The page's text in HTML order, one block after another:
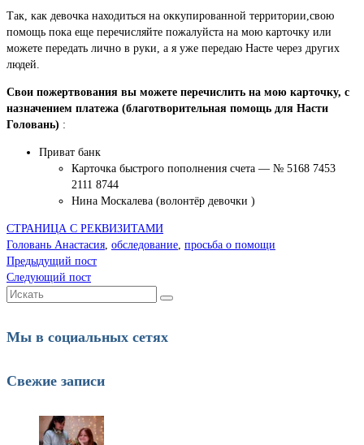
Так, как девочка находиться на оккупированной территории,свою
помощь пока еще перечисляйте пожалуйста на мою карточку или
можете передать лично в руки, а я уже передаю Насте через других
людей.
Свои пожертвования вы можете перечислить на мою карточку, с
назначением платежа (благотворительная помощь для Насти
Головань) :
Приват банк
Карточка быстрого пополнения счета — № 5168 7453
2111 8744
Нина Москалева (волонтёр девочки )
СТРАНИЦА С РЕКВИЗИТАМИ
Головань Анастасия, обследование, просьба о помощи
Предыдущий пост
Следующий пост
Искать:
Мы в социальных сетях
Свежие записи